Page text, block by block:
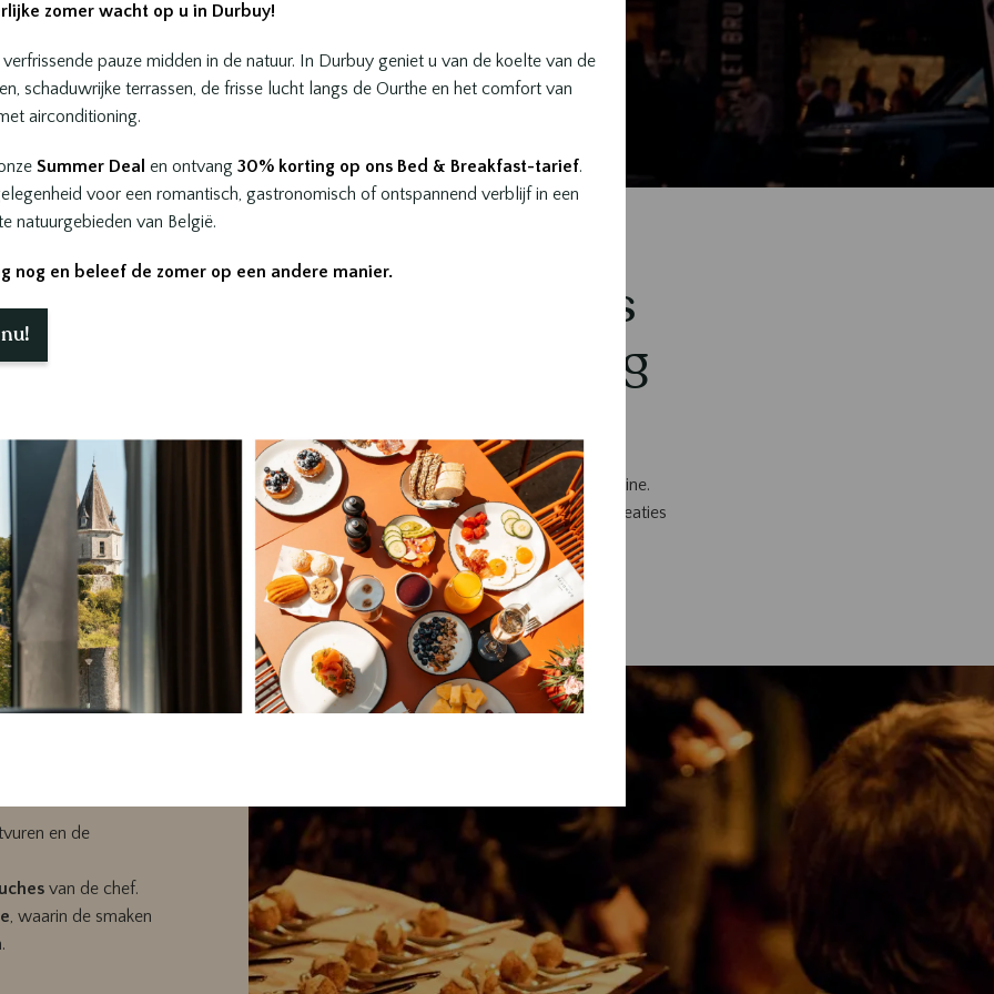
in het Sanglier des
: een exclusieve ervaring
in het hart van de Ardennen, volledig in het teken van jacht, terroir en haute cuisine.
nodigt u uit voor een zeldzame ervaring waarin bos­tradities en verfijnde culinaire creaties
in het prestigieuze kader van
Sanglier des Ardennes
en de
van de chef.
, waarin de smaken
zomer wacht op u in Durbuy!
pauze midden in de natuur. In Durbuy geniet u van de koelte van de
schaduwrijke terrassen, de frisse lucht langs de Ourthe en het comfort van
airconditioning.
Summer Deal en ontvang 30% korting op ons Bed & Breakfast-tarief.
voor een romantisch, gastronomisch of ontspannend verblijf in een
natuurgebieden van België.
nog en beleef de zomer op een andere manier.